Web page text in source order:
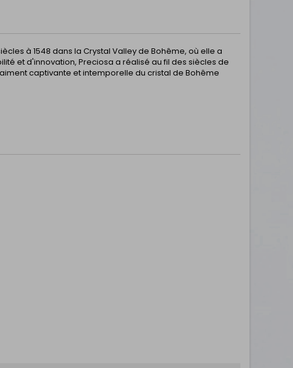
à 1548 dans la Crystal Valley de Bohême, où elle a
et d'innovation, Preciosa a réalisé au fil des siècles de
captivante et intemporelle du cristal de Bohême